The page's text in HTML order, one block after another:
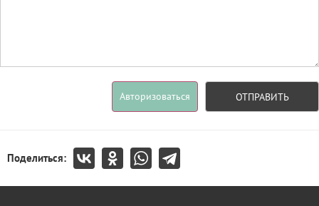
Авторизоваться ОТПРАВИТЬ
Поделиться: